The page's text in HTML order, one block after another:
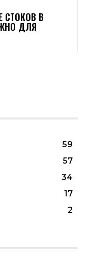
СТОКОВ В
ДЛЯ
59
57
34
17
2